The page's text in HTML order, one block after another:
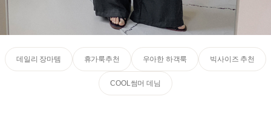
데일리 장마템 휴가룩추천 우아한 하객룩 빅사이즈 추천
COOL썸머 데님